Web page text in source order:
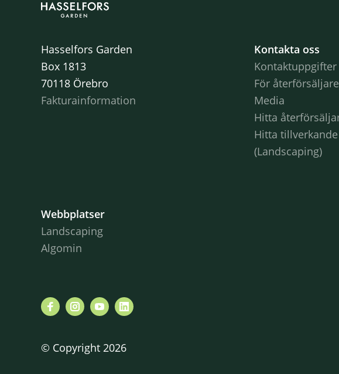
Hasselfors Garden
Box 1813
70118 Örebro
Fakturainformation
Kontakta oss
Kontaktuppgifter
För återförsäljare
Media
Hitta
Hitta
(Landscaping)
Webbplatser
Landscaping
Algomin
© Copyright 2026